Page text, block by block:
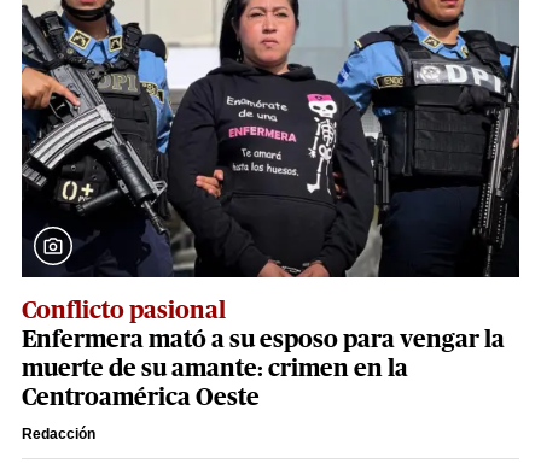
Conflicto pasional
Enfermera mató a su esposo para vengar la
muerte de su amante: crimen en la
Centroamérica Oeste
Redacción